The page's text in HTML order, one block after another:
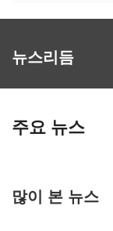
뉴스리듬
주요 뉴스
많이 본 뉴스